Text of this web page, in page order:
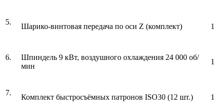
5.
Шарико-винтовая передача по оси Z (комплект) 1
6.
Шпиндель 9 кВт, воздушного охлаждения 24 000 об/
мин
1
7.
Комплект быстросъёмных патронов ISO30 (12 шт.) 1